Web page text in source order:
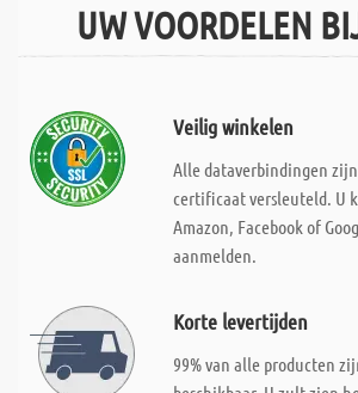
UW VOORDELEN
Veilig winkelen
Alle dataverbindingen zijn
certificaat versleuteld. U
Amazon, Facebook of
aanmelden.
Korte levertijden
99% van alle producten